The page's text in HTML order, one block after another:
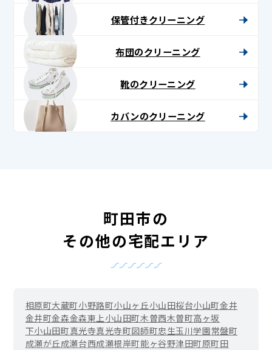
保管付きクリーニング
布団のクリーニング
靴のクリーニング
カバンのクリーニング
町田市の
その他の宅配エリア
相原町大蔵町小野路町小山ヶ丘小山田桜台小山町金井
金井町金森金森東 上小山田町木曽西木曽町高ヶ坂
下小山田町真光寺真光寺町図師町忠生玉川学園常盤町
成瀬が丘成瀬台西成瀬根岸町能ヶ谷野津田町原町田